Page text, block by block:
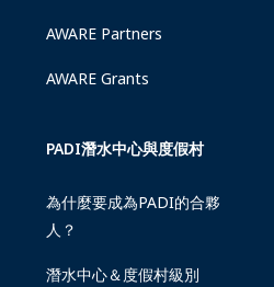
AWARE Partners
AWARE Grants
PADI潛水中心與度假村
為什麼要成為PADI的合夥
人？
潛水中心＆度假村級別